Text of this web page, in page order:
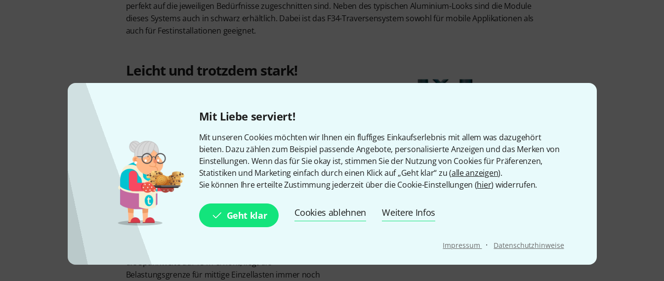
Mit Liebe serviert!
Mit unseren Cookies möchten wir Ihnen ein fluffiges Einkaufserlebnis mit allem was dazugehört
bieten. Dazu zählen zum Beispiel passende Angebote, personalisierte Anzeigen und das Merken von
Einstellungen. Wenn das für Sie okay ist, stimmen Sie der Nutzung von Cookies für Präferenzen,
Statistiken und Marketing einfach durch einen Klick auf „Geht klar“ zu (alle anzeigen).
Sie können Ihre erteilte Zustimmung jederzeit über die Cookie-Einstellungen (hier) widerrufen.
Geht klar Cookies ablehnen Weitere Infos
Impressum · Datenschutzhinweise
perfekt auf die jeweiligen Bedürfnisse zugeschnitten sind. Neben des typischen Aluminium-Looks sind die Module
dieses Systems auch in schwarz erhältlich. Dabei ist das F34-Traversensystem sowohl für mobile Applikationen als
auch für Festinstallationen geeignet.
Leicht und trotzdem stark!
cm, 50 x 2 mm Gurtrohren und 20 x 2 mm
Module werden über ein spezielles, konisches System
miteinander verbunden, welches mithilfe eines
Kupferhammers zusammengefügt und zum optimalen
Kraftschluss gebracht wird. Ausgelegt ist die F34-Serie
für eine Spannweite bis zu 18 m. Trotz einer sehr
leichten Bauweise kann dieses System bei moderater
Spannweite großzügig belastet werden: Bei einer
Spannweite von 10 m liegt die angegebene
Belastungsgrenze für mittige Einzellasten bei 395 kg
und für Einzellasten in den 1/3-Punkten bei 285 kg. Wird
die Spannweite auf 15 m erhöht, liegt die
Belastungsgrenze für mittige Einzellasten immer noch